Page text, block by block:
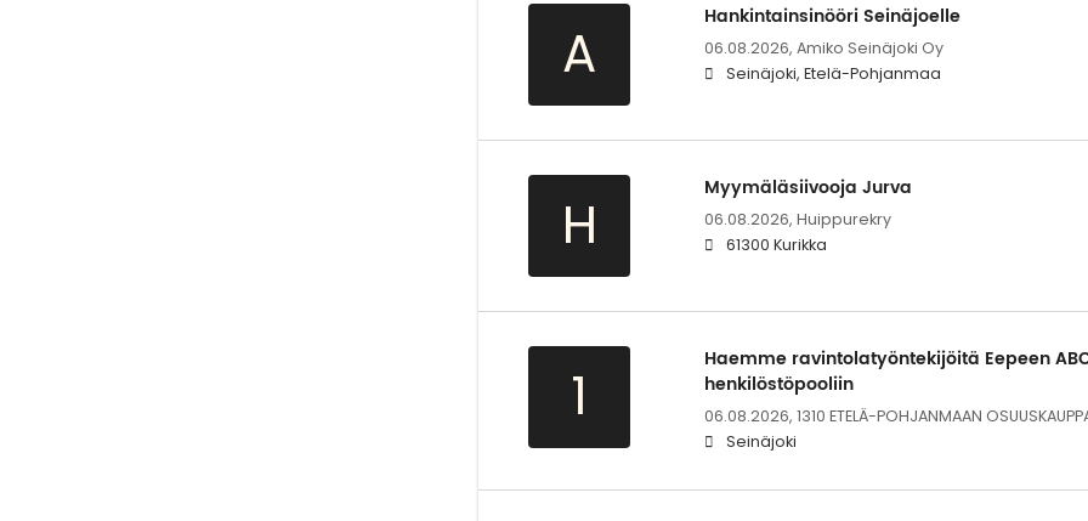
A
Hankintainsinööri Seinäjoelle
06.08.2026, Amiko Seinäjoki Oy
Seinäjoki, Etelä-Pohjanmaa
H
Myymäläsiivooja Jurva
06.08.2026, Huippurekry
61300 Kurikka
1
Haemme ravintolatyöntekijöitä Eepeen
henkilöstöpooliin
06.08.2026, 1310 ETELÄ-POHJANMAAN
Seinäjoki